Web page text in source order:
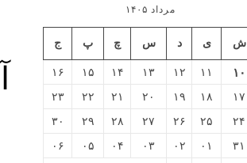
مرداد ۱۴۰۵
ش ی د س چ پ ج
۱۰ ۱۱ ۱۲ ۱۳ ۱۴ ۱۵
۱۶
۱۷
۱۸ ۱۹ ۲۰ ۲۱ ۲۲
۲۳
۲۴
۲۵ ۲۶ ۲۷ ۲۸ ۲۹
۳۰
۳۱
۰۱ ۰۲ ۰۳ ۰۴ ۰۵
۰۶